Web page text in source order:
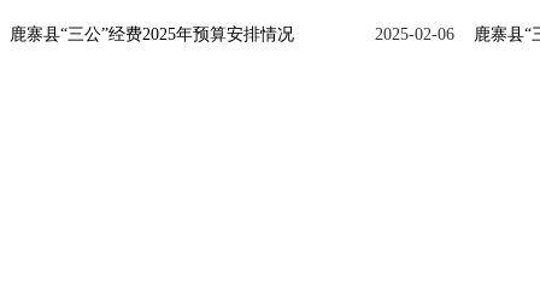
鹿寨县“三公”经费2025年预算安排情况 2025-02-06 鹿寨县“